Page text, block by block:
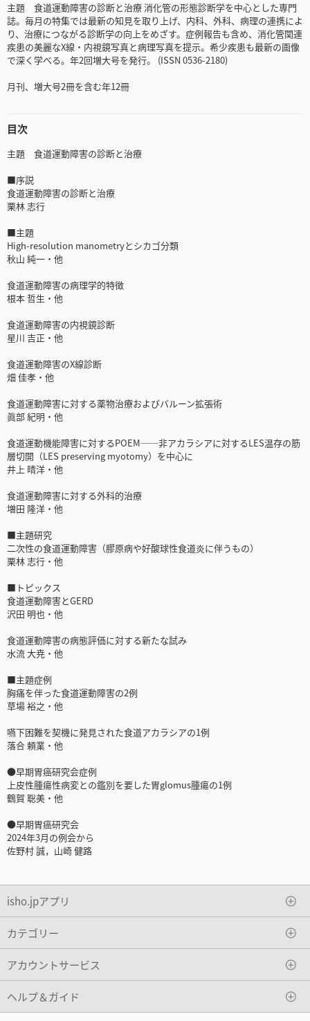
主題 食道運動障害の診断と治療 消化管の形態診断学を中心とした専門
誌。毎月の特集では最新の知見を取り上げ、内科、外科、病理の連携によ
り、治療につながる診断学の向上をめざす。症例報告も含め、消化管関連
疾患の美麗なX線・内視鏡写真と病理写真を提示。希少疾患も最新の画像
で深く学べる。年2回増大号を発行。 (ISSN 0536-2180)
月刊、増大号2冊を含む年12冊
目次
主題 食道運動障害の診断と治療
■序説
食道運動障害の診断と治療
栗林 志行
■主題
High-resolution manometryとシカゴ分類
秋山 純一・他
食道運動障害の病理学的特徴
根本 哲生・他
食道運動障害の内視鏡診断
星川 吉正・他
食道運動障害のX線診断
畑 佳孝・他
食道運動障害に対する薬物治療およびバルーン拡張術
眞部 紀明・他
食道運動機能障害に対するPOEM──非アカラシアに対するLES温存の筋
層切開（LES preserving myotomy）を中心に
井上 晴洋・他
食道運動障害に対する外科的治療
増田 隆洋・他
■主題研究
二次性の食道運動障害（膠原病や好酸球性食道炎に伴うもの）
栗林 志行・他
■トピックス
食道運動障害とGERD
沢田 明也・他
食道運動障害の病態評価に対する新たな試み
水流 大尭・他
■主題症例
胸痛を伴った食道運動障害の2例
草場 裕之・他
嚥下困難を契機に発見された食道アカラシアの1例
落合 頼業・他
●早期胃癌研究会症例
上皮性腫瘍性病変との鑑別を要した胃glomus腫瘍の1例
鶴賀 聡美・他
●早期胃癌研究会
2024年3月の例会から
佐野村 誠，山崎 健路
isho.jpアプリ
カテゴリー
アカウントサービス
ヘルプ＆ガイド